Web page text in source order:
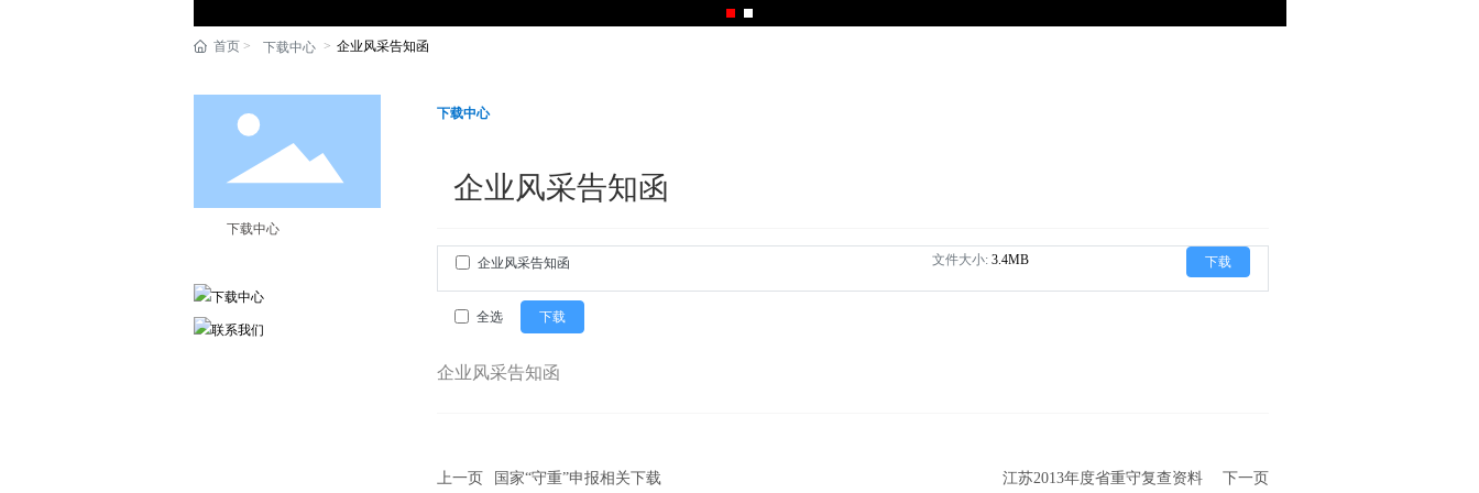
首页 下载中心 企业风采告知函
下载中心
下载中心
企业风采告知函
企业风采告知函 文件大小:3.4MB 下载
全选 下载
企业风采告知函
上一页 国家“守重”申报相关下载 江苏2013年度省重守复查资料 下一页